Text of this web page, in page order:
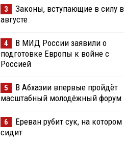
3
Законы, вступающие в силу в
августе
4
В МИД России заявили о
подготовке Европы к войне с
Россией
5
В Абхазии впервые пройдёт
масштабный молодёжный форум
6
Ереван рубит сук, на котором
сидит